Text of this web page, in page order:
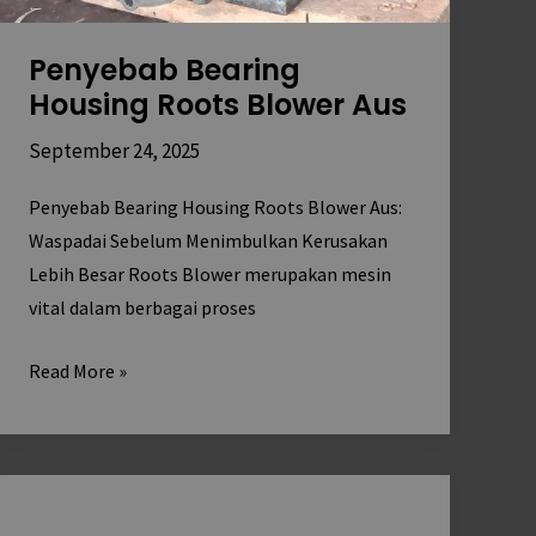
Penyebab Bearing
Housing Roots Blower Aus
September 24, 2025
Penyebab Bearing Housing Roots Blower Aus:
Waspadai Sebelum Menimbulkan Kerusakan
Lebih Besar Roots Blower merupakan mesin
vital dalam berbagai proses
Read More »